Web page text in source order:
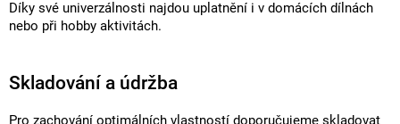
Díky své univerzálnosti najdou uplatnění i v domácích dílnách
nebo při hobby aktivitách.
Skladování a údržba
Pro zachování optimálních vlastností doporučujeme skladovat